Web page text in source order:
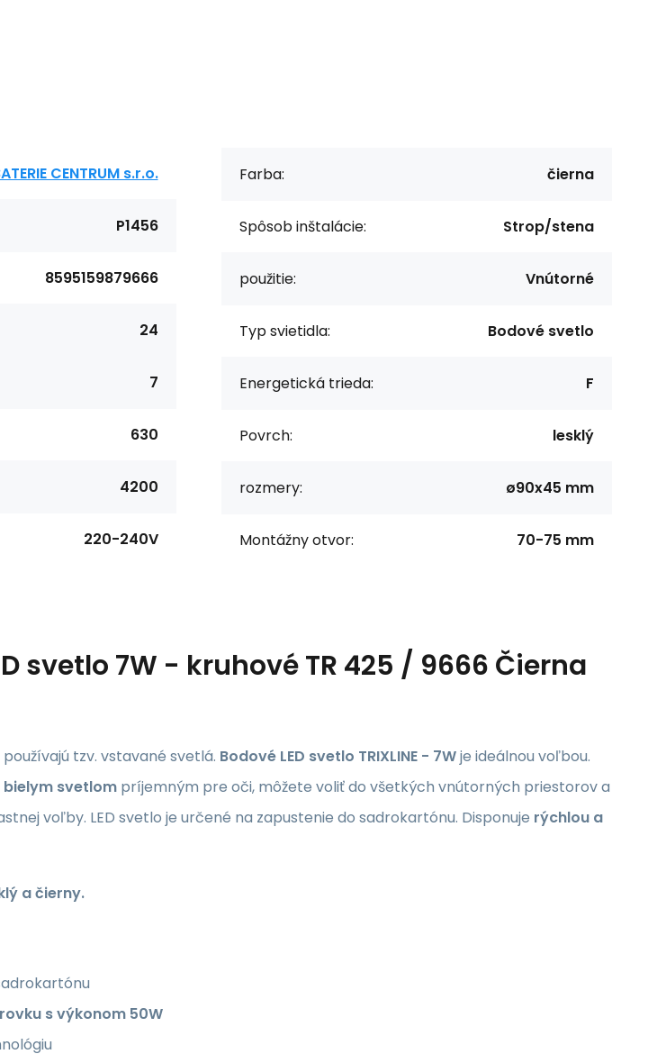
CENTRUM s.r.o.
P1456
8595159879666
24
7
630
4200
220-240V
Farba: čierna
Spôsob inštalácie: Strop/stena
použitie: Vnútorné
Typ svietidla: Bodové svetlo
Energetická trieda: F
Povrch: lesklý
rozmery: ø90x45 mm
Montážny otvor: 70-75 mm
svetlo 7W - kruhové TR 425 / 9666 Čierna
tzv. vstavané svetlá. Bodové LED svetlo TRIXLINE - 7Wje ideálnou voľbou.
svetlom príjemným pre oči, môžete voliť do všetkých vnútorných priestorov a
voľby. LED svetlo je určené na zapustenie do sadrokartónu. Disponuje rýchlou a
a čierny.
s výkonom 50W